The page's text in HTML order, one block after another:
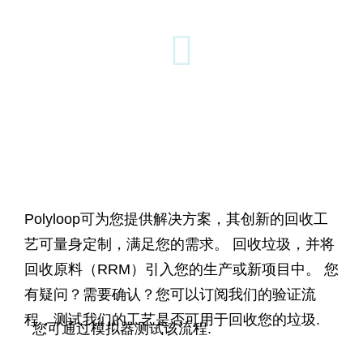
Polyloop可为您提供解决方案，其创新的回收工
艺可量身定制，满足您的需求。 回收垃圾，并将
回收原料（RRM）引入您的生产或新项目中。 您
有疑问？需要确认？您可以订阅我们的验证流
程，测试我们的工艺是否可用于回收您的垃圾.
您可通过模拟器测试该流程.